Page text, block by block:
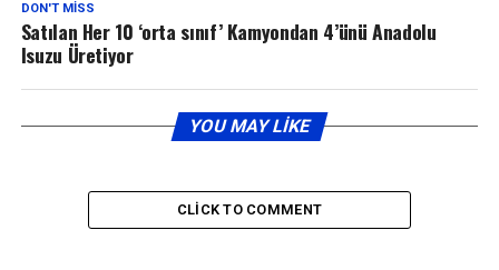
DON'T MISS
Satılan Her 10 ‘orta sınıf’ Kamyondan 4’ünü Anadolu
Isuzu Üretiyor
YOU MAY LIKE
CLICK TO COMMENT